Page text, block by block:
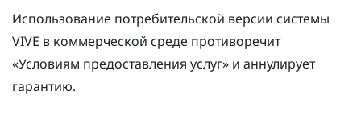
Использование потребительской версии системы
VIVE в коммерческой среде противоречит
«Условиям предоставления услуг» и аннулирует
гарантию.